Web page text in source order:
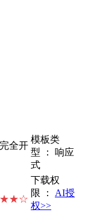
全开
模板类
型 ： 响应
式
下载权
限 ： AI授
权>>